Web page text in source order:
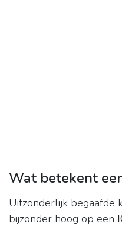
Wat betekent
Uitzonderlijk begaafde
bijzonder hoog op een